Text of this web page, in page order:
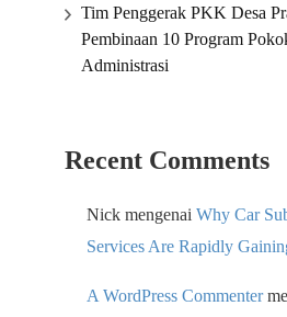
Tim Penggerak PKK Desa
Pembinaan 10 Program
Administrasi
Recent Comments
Nick mengenai Why Car
Services Are Rapidly
A WordPress Commenter